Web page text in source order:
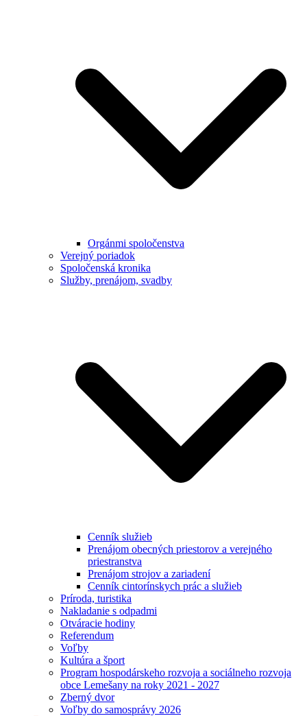
Orgánmi spoločenstva
Verejný poriadok
Spoločenská kronika
Služby, prenájom, svadby
Cenník služieb
Prenájom obecných priestorov a verejného
priestranstva
Prenájom strojov a zariadení
Cenník cintorínskych prác a služieb
Príroda, turistika
Nakladanie s odpadmi
Otváracie hodiny
Referendum
Voľby
Kultúra a šport
Program hospodárskeho rozvoja a sociálneho rozvoja
obce Lemešany na roky 2021 - 2027
Zberný dvor
Voľby do samosprávy 2026